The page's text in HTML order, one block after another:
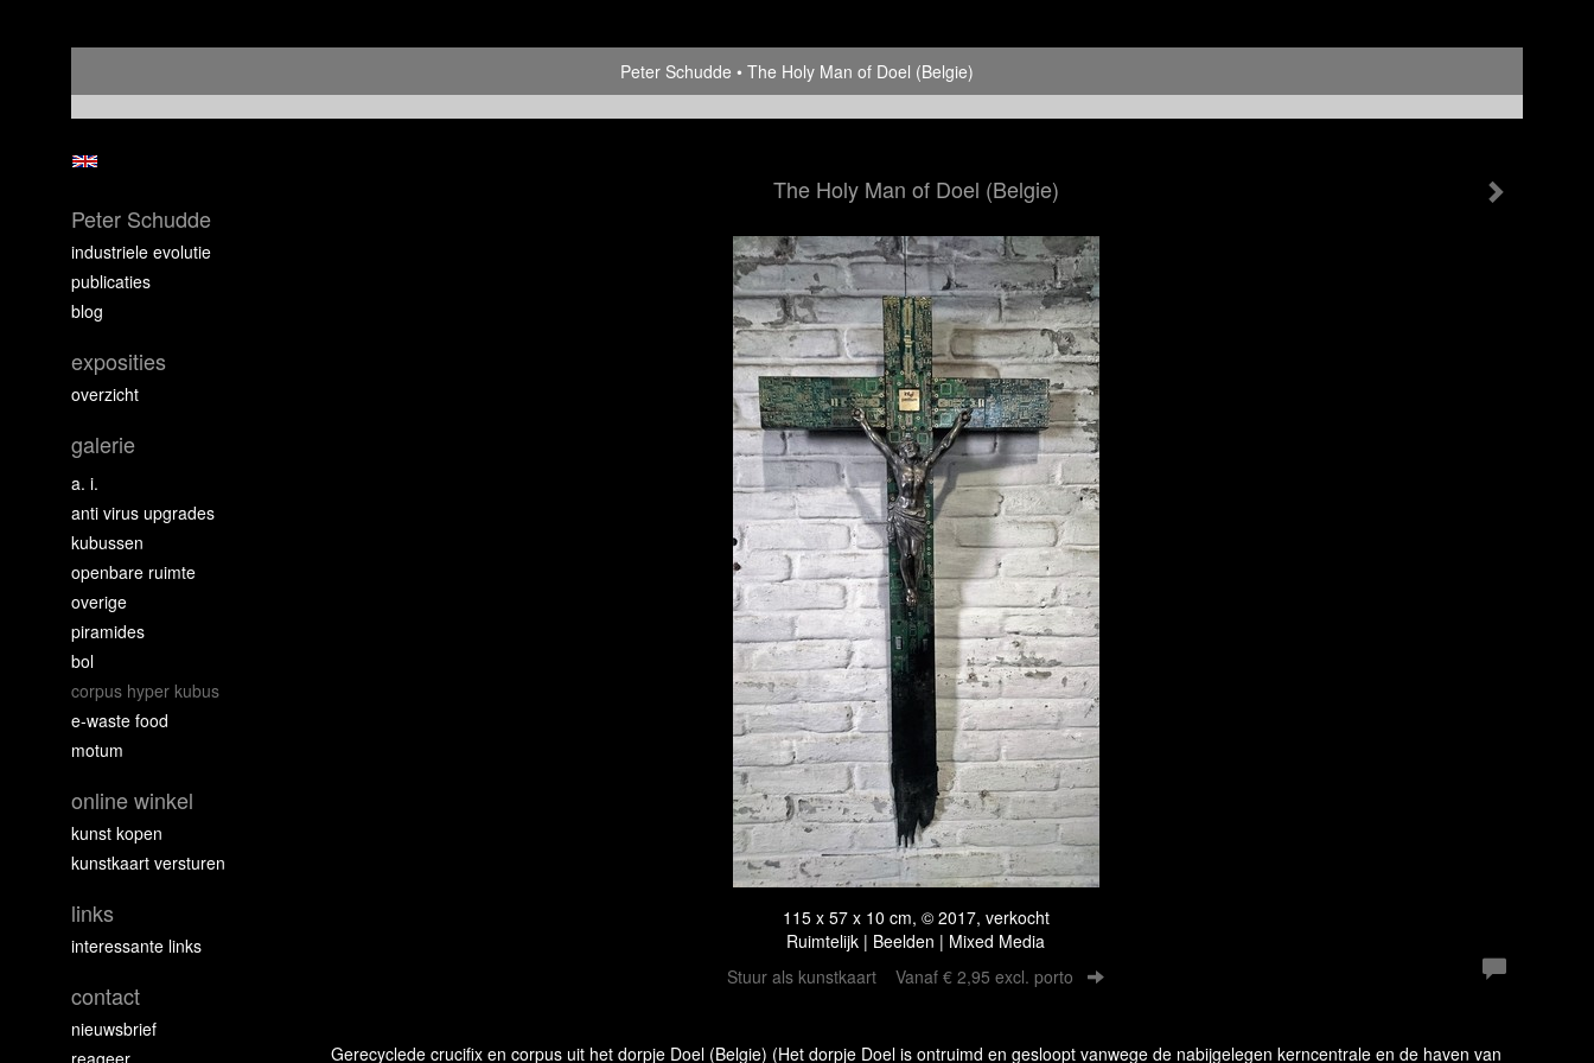
Peter Schudde The Holy Man of Doel (Belgie)
The Holy Man of Doel (Belgie)
115 x 57 x 10 cm, © 2017, verkocht
Ruimtelijk | Beelden | Mixed Media
Stuur als kunstkaart Vanaf € 2,95 excl. porto
Gerecyclede crucifix en corpus uit het dorpje Doel (Belgie) (Het dorpje Doel is ontruimd en gesloopt vanwege de nabijgelegen kerncentrale en de haven van
Peter Schudde
industriele evolutie
publicaties
blog
exposities
overzicht
galerie
a. i.
anti virus upgrades
kubussen
openbare ruimte
overige
piramides
bol
corpus hyper kubus
e-waste food
motum
online winkel
kunst kopen
kunstkaart versturen
links
interessante links
contact
nieuwsbrief
reageer